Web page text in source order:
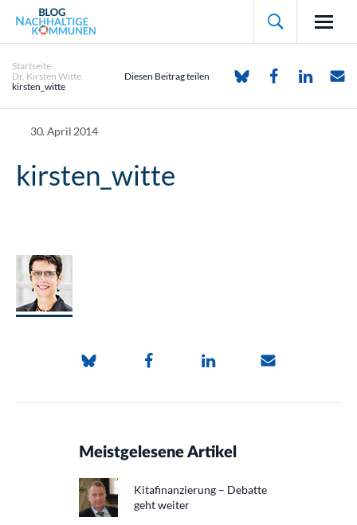

Startseite
Dr. Kirsten Witte
kirsten_witte
Diesen Beitrag teilen
30. April 2014
kirsten_witte
Meistgelesene Artikel
Kitafinanzierung – Debatte
geht weiter